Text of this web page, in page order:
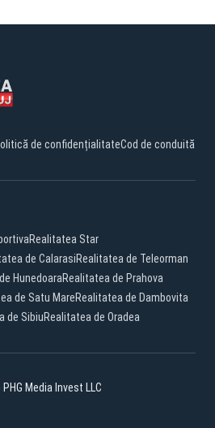
de confidențialitateCod de conduită
Realitatea Star
de CalarasiRealitatea de Teleorman
HunedoaraRealitatea de Prahova
de Satu MareRealitatea de Dambovita
de SibiuRealitatea de Oradea
Media Invest LLC